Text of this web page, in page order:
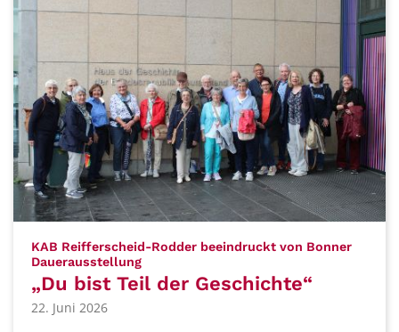
KAB Reifferscheid-Rodder beeindruckt von Bonner
Dauerausstellung:
„Du bist Teil der Geschichte“
22. Juni 2026